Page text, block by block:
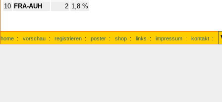
10 FRA-AUH 2 1,8 %
home : vorschau : registrieren : poster : shop : links : impressum : kontakt :